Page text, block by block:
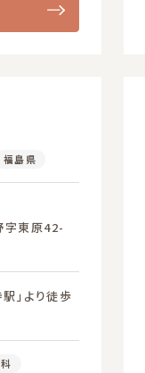
福島県
字東原42-
」より徒歩